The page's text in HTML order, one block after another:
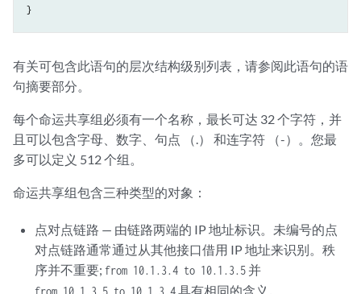
有关可包含此语句的层次结构级别列表，请参阅此语句的语
句摘要部分。
每个命运共享组必须有一个名称，最长可达 32 个字符，并
且可以包含字母、数字、句点 （.） 和连字符 （-）。您最
多可以定义 512 个组。
命运共享组包含三种类型的对象：
点对点链路 — 由链路两端的 IP 地址标识。未编号的点
对点链路通常通过从其他接口借用 IP 地址来识别。秩
序并不重要; from 10.1.3.4 to 10.1.3.5并
from 10.1.3.5 to 10.1.3.4具有相同的含义。